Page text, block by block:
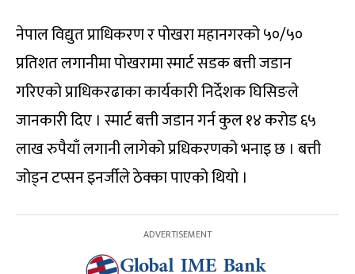
नेपाल विद्युत प्राधिकरण र पोखरा महानगरको ५०/५०
प्रतिशत लगानीमा पोखरामा स्मार्ट सडक बत्ती जडान
गरिएको प्राधिकरढाका कार्यकारी निर्देशक घिसिङले
जानकारी दिए । स्मार्ट बत्ती जडान गर्न कुल १४ करोड ६५
लाख रुपैयाँ लगानी लागेको प्रधिकरणको भनाइ छ । बत्ती
जोड्न टप्सन इनर्जीले ठेक्का पाएको थियो ।